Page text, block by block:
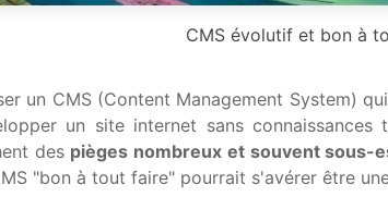
CMS évolutif et bon à
un CMS (Content Management System)
un site internet sans
des pièges nombreux et souvent sous-
"bon à tout faire" pourrait s'avérer être